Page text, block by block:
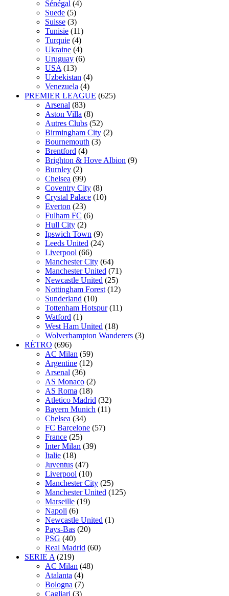
Sénégal (4)
Suede (5)
Suisse (3)
Tunisie (11)
Turquie (4)
Ukraine (4)
Uruguay (6)
USA (13)
Uzbekistan (4)
Venezuela (4)
PREMIER LEAGUE (625)
Arsenal (83)
Aston Villa (8)
Autres Clubs (52)
Birmingham City (2)
Bournemouth (3)
Brentford (4)
Brighton & Hove Albion (9)
Burnley (2)
Chelsea (99)
Coventry City (8)
Crystal Palace (10)
Everton (23)
Fulham FC (6)
Hull City (2)
Ipswich Town (9)
Leeds United (24)
Liverpool (66)
Manchester City (64)
Manchester United (71)
Newcastle United (25)
Nottingham Forest (12)
Sunderland (10)
Tottenham Hotspur (11)
Watford (1)
West Ham United (18)
Wolverhampton Wanderers (3)
RÉTRO (696)
AC Milan (59)
Argentine (12)
Arsenal (36)
AS Monaco (2)
AS Roma (18)
Atletico Madrid (32)
Bayern Munich (11)
Chelsea (34)
FC Barcelone (57)
France (25)
Inter Milan (39)
Italie (18)
Juventus (47)
Liverpool (10)
Manchester City (25)
Manchester United (125)
Marseille (19)
Napoli (6)
Newcastle United (1)
Pays-Bas (20)
PSG (40)
Real Madrid (60)
SERIE A (219)
AC Milan (48)
Atalanta (4)
Bologna (7)
Cagliari (3)